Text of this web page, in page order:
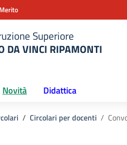
Superiore
DA VINCI RIPAMONTI
Novità Didattica
Circolari per docenti